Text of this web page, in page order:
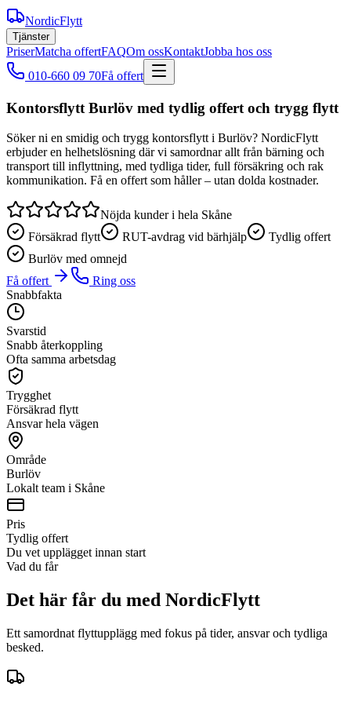
NordicFlytt
Tjänster
PriserMatcha offertFAQOm ossKontaktJobba hos oss
010-660 09 70Få offert
Kontorsflytt Burlöv med tydlig offert och trygg flytt
Söker ni en smidig och trygg kontorsflytt i Burlöv? NordicFlytt
erbjuder en helhetslösning där vi samordnar allt från bärning och
transport till inflyttning, med tydliga tider, full försäkring och rak
kommunikation. Få en offert som håller – utan dolda kostnader.
Nöjda kunder i hela Skåne
Försäkrad flytt
RUT-avdrag vid bärhjälp
Tydlig offert
Burlöv med omnejd
Få offert
Ring oss
Snabbfakta
Svarstid
Snabb återkoppling
Ofta samma arbetsdag
Trygghet
Försäkrad flytt
Ansvar hela vägen
Område
Burlöv
Lokalt team i Skåne
Pris
Tydlig offert
Du vet upplägget innan start
Vad du får
Det här får du med NordicFlytt
Ett samordnat flyttupplägg med fokus på tider, ansvar och tydliga
besked.